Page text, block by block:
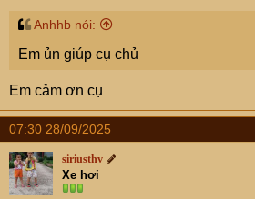
Anhhb nói:
Em ủn giúp cụ chủ
Em cảm ơn cụ
07:30 28/09/2025
siriusthv
Xe hơi